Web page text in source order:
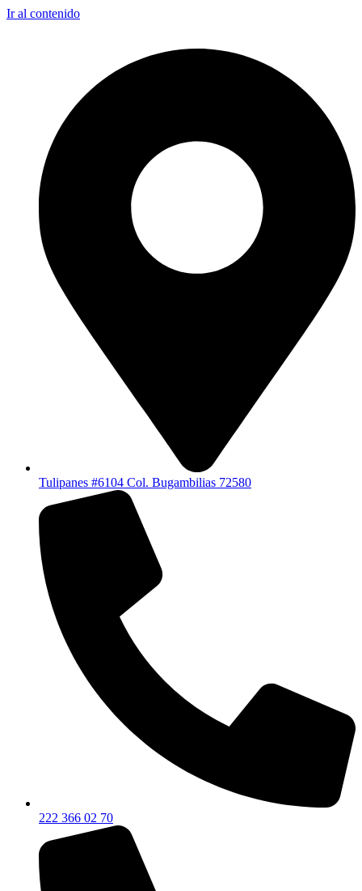
Ir al contenido
Tulipanes #6104 Col. Bugambilias 72580
222 366 02 70